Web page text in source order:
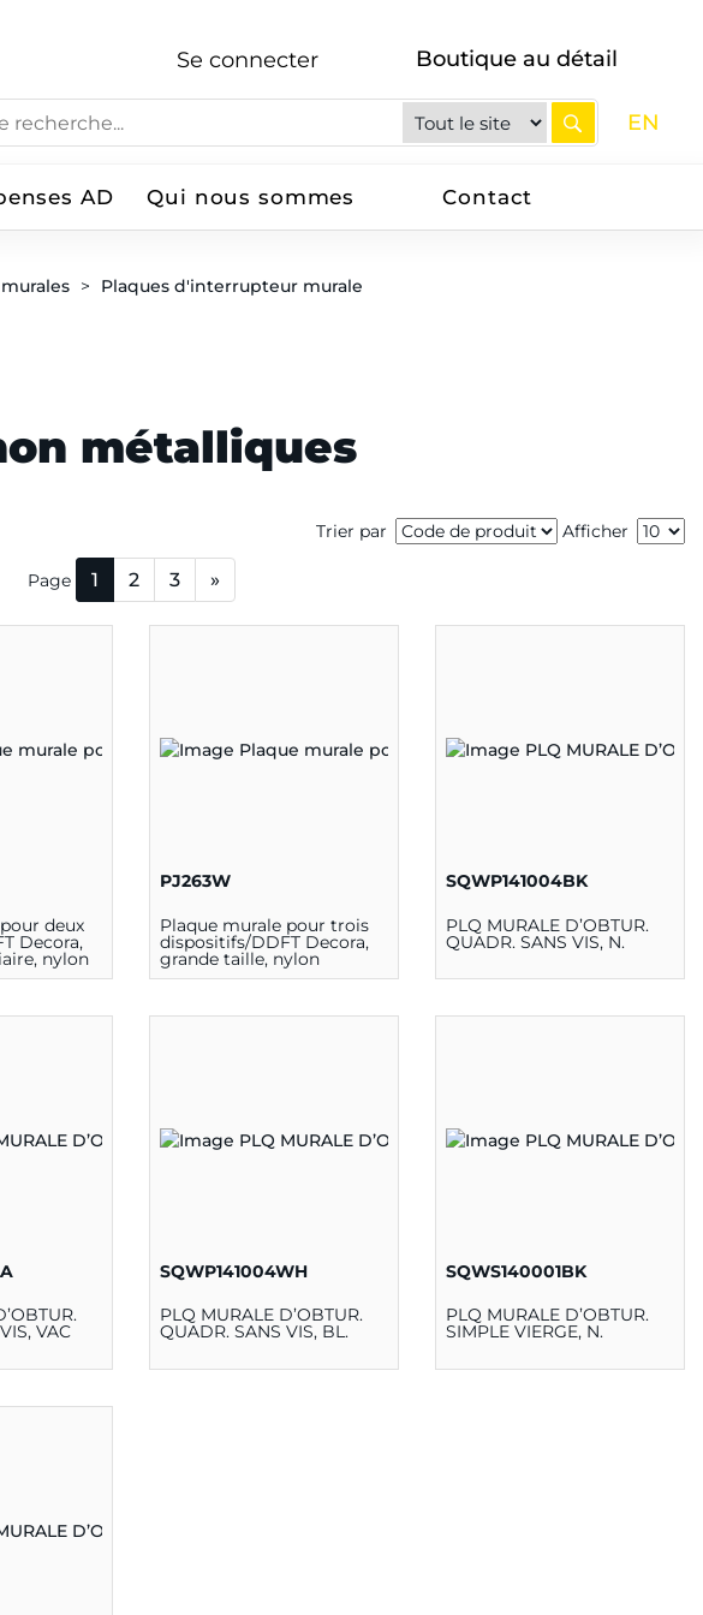
Se connecter Boutique au détail
EN
AD Qui nous sommes Contact
Plaques d'interrupteur murale
métalliques
Trier par Afficher
Page 1 2 3 »
deux
Decora,
nylon
montage
PJ263W
Plaque murale pour trois
dispositifs/DDFT Decora,
grande taille, nylon
thermoplastique, montage
SQWP141004BK
PLQ MURALE D’OBTUR.
QUADR. SANS VIS, N.
VAC
SQWP141004WH
PLQ MURALE D’OBTUR.
QUADR. SANS VIS, BL.
SQWS140001BK
PLQ MURALE D’OBTUR.
SIMPLE VIERGE, N.